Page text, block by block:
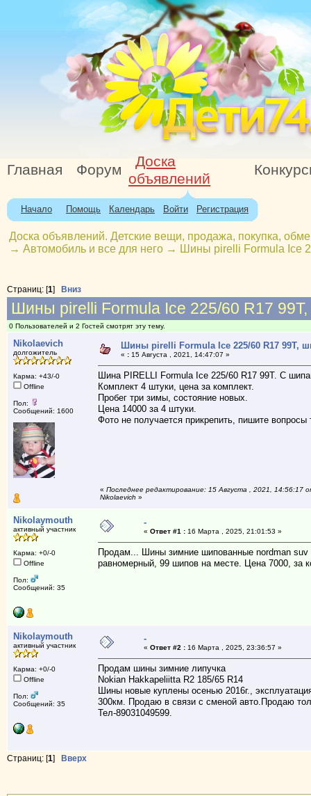
Главная Форум
Доска
объявлений
Начало Помощь Календарь Войти Регистрация
Доска объявлений. Детские вещи, продажа, покупка,
→ Автомобиль и все для него → Шины pirelli Formula Ice
Страниц: [1] Вниз
Шины pirelli Formula Ice 225/60 R17
0 Пользователей и 2 Гостей смотрят эту тему.
Nikolaevich
долгожитель
Карма: +43/-0
Offline
Пол:
Сообщений: 1600
Шины pirelli Formula Ice 225/60 R17 99T,
« :15 Августа , 2021, 14:47:07 »
Шина PIRELLI Formula Ice 225/60 R17 99T. С
Комплект 4 штуки, цена за комплект.
Пробег три зимы, состояние новых.
Цена 14000 за 4 штуки.
Фото не получается прикрепить, пишите вопросы
« Последнее редактирование: 15 Августа , 2021, 14:56:17
Nikolaevich »
Nikolaymouth
активный участник
Карма: +0/-0
Offline
Пол:
Сообщений: 35
-
« Ответ #1 :16 Марта , 2025, 21:01:53 »
Продам... Шины зимние шипованные nordman suv
равномерный, 99 шипов на месте. Цена 7000, за
Nikolaymouth
активный участник
Карма: +0/-0
Offline
Пол:
Сообщений: 35
-
« Ответ #2 :16 Марта , 2025, 23:36:57 »
Продам шины зимние липучка
Nokian Hakkapeliitta R2 185/65 R14
Шины новые куплены осенью 2016г.,
300км. Продаю в связи с сменой авто.Продаю
Тел-89031049599.
Страниц: [1] Вверх